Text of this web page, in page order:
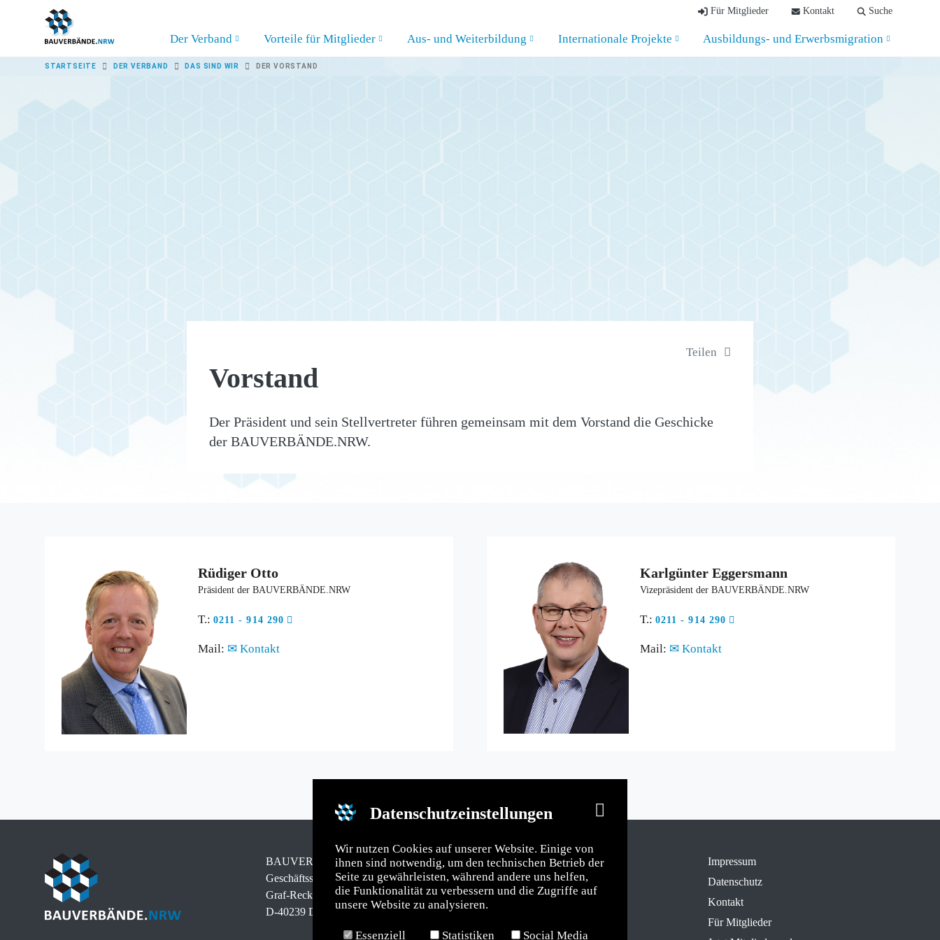
Datenschutzeinstellungen
Wir nutzen Cookies auf unserer Website. Einige von
ihnen sind notwendig, um den technischen Betrieb der
Seite zu gewährleisten, während andere uns helfen,
die Funktionalität zu verbessern und die Zugriffe auf
unsere Website zu analysieren.
Essenziell Statistiken Social Media
Skip to main content
Der Verband Vorteile für Mitglieder Aus- und Weiterbildung Internationale Projekte Ausbildungs- und Erwerbsmigration
Für Mitglieder Kontakt Suche
YOU ARE HERE:
STARTSEITE DER VERBAND DAS SIND WIR DER VORSTAND
Teilen
Vorstand
Der Präsident und sein Stellvertreter führen gemeinsam mit dem Vorstand die Geschicke
der BAUVERBÄNDE.NRW.
Rüdiger Otto
Präsident der BAUVERBÄNDE.NRW
T.: 0211 - 914 290
Mail: Kontakt
Karlgünter Eggersmann
Vizepräsident der BAUVERBÄNDE.NRW
T.: 0211 - 914 290
Mail: Kontakt
BAUVERBÄNDE NRW e. V.
Geschäftsstelle Düsseldorf
Graf-Recke-Straße 43
D-40239 Düsseldorf
BAUVERBÄNDE NRW e. V.
Geschäftsstelle Dortmund
Westfalendamm 229
D-44141 Dortmund
Impressum
Datenschutz
Kontakt
Für Mitglieder